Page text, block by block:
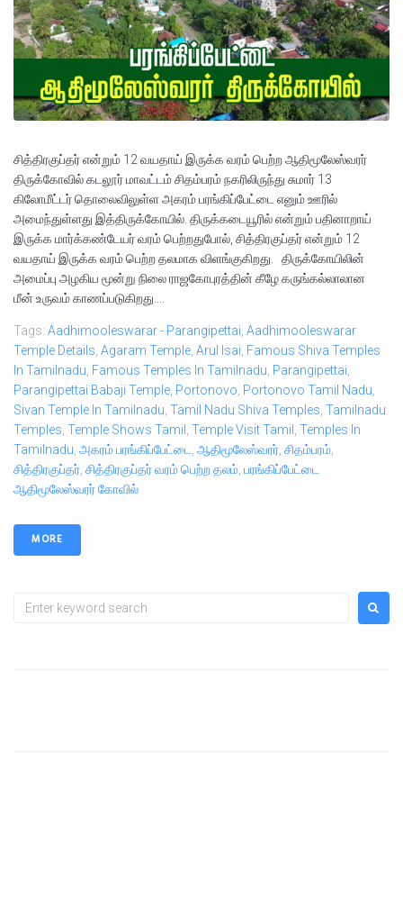
சித்திரகுப்தர் என்றும் 12 வயதாய் இருக்க வரம் பெற்ற ஆதிமூலேஸ்வரர்
திருக்கோவில் கடலூர் மாவட்டம் சிதம்பரம் நகரிலிருந்து சுமார் 13
கிலோமீட்டர் தொலைவிலுள்ள அகரம் பரங்கிப்பேட்டை எனும் ஊரில்
அமைந்துள்ளது இத்திருக்கோயில். திருக்கடையூரில் என்றும் பதினாறாய்
இருக்க மார்க்கண்டேயர் வரம் பெற்றதுபோல், சித்திரகுப்தர் என்றும் 12
வயதாய் இருக்க வரம் பெற்ற தலமாக விளங்குகிறது. திருக்கோயிலின்
அமைப்பு அழகிய மூன்று நிலை ராஜகோபுரத்தின் கீழே கருங்கல்லாலான
மீன் உருவம் காணப்படுகிறது....
Tags: Aadhimooleswarar - Parangipettai, Aadhimooleswarar
Temple Details, Agaram Temple, Arul Isai, Famous Shiva Temples
In Tamilnadu, Famous Temples In Tamilnadu, Parangipettai,
Parangipettai Babaji Temple, Portonovo, Portonovo Tamil Nadu,
Sivan Temple In Tamilnadu, Tamil Nadu Shiva Temples, Tamilnadu
Temples, Temple Shows Tamil , Temple Visit Tamil , Temples In
Tamilnadu, அகரம் பரங்கிப்பேட்டை, ஆதிமூலேஸ்வரர், சிதம்பரம்,
சித்திரகுப்தர், சித்திரகுப்தர் வரம் பெற்ற தலம், பரங்கிப்பேட்டை
ஆதிமூலேஸ்வரர் கோவில்
MORE